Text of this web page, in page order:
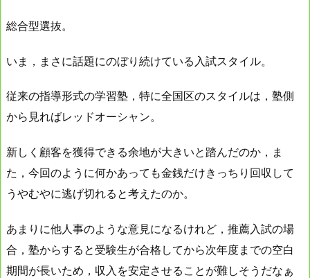
総合型選抜。
いま，まさに話題にのぼり続けている入試スタイル。
従来の指導形式の学習塾，特に全国区のスタイルは，塾側
から見ればレッドオーシャン。
新しく顧客を獲得できる余地が大きいと踏んだのか，ま
た，今回のように何かあっても金銭だけきっちり回収して
うやむやに逃げ切れると考えたのか。
あまりに他人事のような意見になるけれど，推薦入試の場
合，塾からすると受験生が合格してから次年度までの空白
期間が長いため，収入を安定させることが難しそうだなぁ